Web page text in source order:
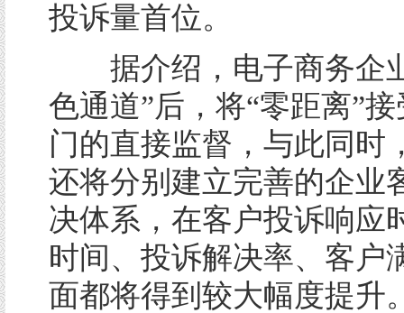
投诉量首位。
据介绍，电子商务企
色通道”后，将“零距离”
门的直接监督，与此同时
还将分别建立完善的企业
决体系，在客户投诉响应
时间、投诉解决率、客户
面都将得到较大幅度提升